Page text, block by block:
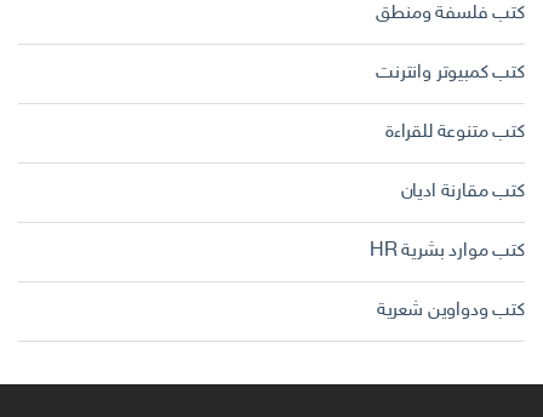
كتب فلسفة ومنطق
كتب كمبيوتر وانترنت
كتب متنوعة للقراءة
كتب مقارنة اديان
كتب موارد بشرية HR
كتب ودواوين شعرية